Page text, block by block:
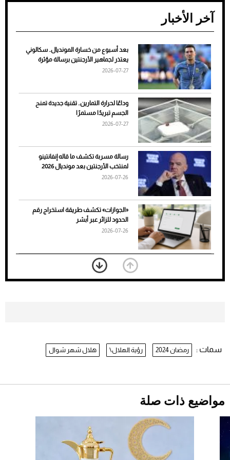
ضعف تبريد مكيف السيارة عند الوقوف.. أشهر
الأسباب والحلول
7 نصائح لاختيار لون البنطلون المناسب للقميص
الأسود
آخر الأخبار
بعد أسبوع من خسارة المونديال.. سكالوني
يعتذر لجماهير الأرجنتين برسالة مؤثرة
2026-07-27
وداعًا لحرارة التمارين.. تقنية جديدة تمنح
الجسم تبريدًا مستمرًا
2026-07-27
رسالة مسربة تكشف ما قاله إنفانتينو
لمنتخب الأرجنتين بعد مونديال 2026
2026-07-26
«الجوازات» تكشف طريقة استخراج رقم
الحدود للزائر عبر أبشر
2026-07-26
بعد 7 أشهر من تعرضه لحادث مروع.. جوشوا
يفوز على برينغا بـ"الضربة القاضية" (فيديو)
Comeback" في جدة (فيديو)
2026-07-25
سمات : رمضان 2024 رؤية الهلال\ هلال شهر شوال
مواضيع ذات صلة